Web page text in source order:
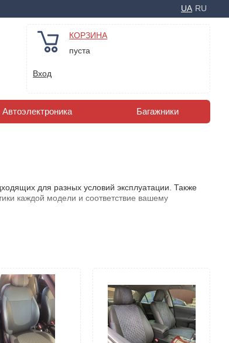
UA RU
КОРЗИНА
пуста
Вход
Автоэлектроника Багажники
для разных условий эксплуатации. Также
каждой модели и соответствие вашему
Тканевые модели устойчивы к загрязнениям и
и грязи. Эти материалы долговечны и служат
влагу, выдерживает значительные нагрузки и